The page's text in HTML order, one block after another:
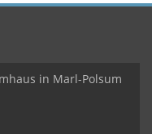
in Marl-Polsum